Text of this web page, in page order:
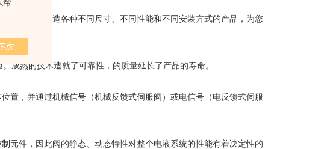
帮
们设计并制造各种不同尺寸、不同性能和不同安装方式的产品，为您
其*的要求。
成熟的技术造就了可靠性，的质量延长了产品的寿命。
置，并通过机械信号（机械反馈式伺服阀）或电信号（电反馈式伺服
元件，因此阀的静态、动态特性对整个电液系统的性能有着决定性的